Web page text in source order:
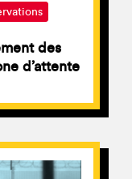
des
d’attente